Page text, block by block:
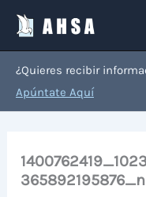
contenido
¿Quieres recibir
Apúntate Aquí
365892195876_n